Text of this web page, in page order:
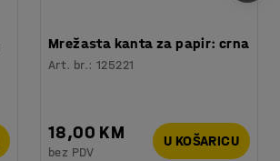
Mrežasta kanta za papir: crna
Art. br.:125221
18,00 KM
bez PDV
U KOŠARICU